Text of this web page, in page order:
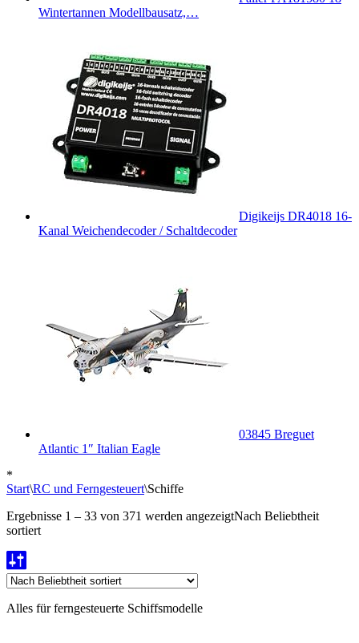
Wintertannen Modellbausatz,…
Digikeijs DR4018 16-
Kanal Weichendecoder / Schaltdecoder
03845 Breguet
Atlantic 1″ Italian Eagle
*
Start\RC und Ferngesteuert\Schiffe
Ergebnisse 1 – 33 von 371 werden angezeigtNach Beliebtheit
sortiert
Alles für ferngesteuerte Schiffsmodelle